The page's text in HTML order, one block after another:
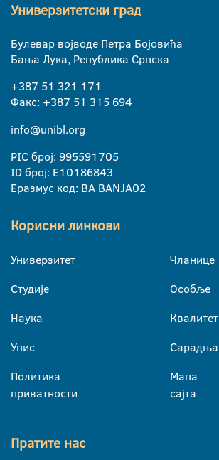
Универзитетски град
Булевар војводе Петра Бојовића
Бања Лука, Република Српска
+387 51 321 171
Факс: +387 51 315 694
info@unibl.org
PIC број: 995591705
ID број: E10186843
Еразмус код: BA BANJA02
Корисни линкови
Универзитет
Студије
Наука
Упис
Политика
приватности
Чланице
Особље
Квалитет
Сарадња
Мапа
сајта
Пратите нас